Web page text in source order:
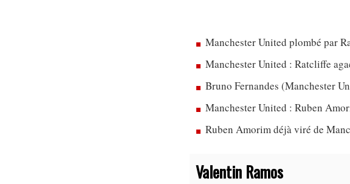
Manchester United plombé par
Manchester United : Ratcliffe
Bruno Fernandes (Manchester
Manchester United : Ruben
Ruben Amorim déjà viré de
Valentin Ramos